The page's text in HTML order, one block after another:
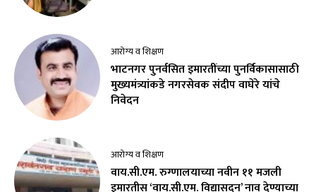
आरोग्य व शिक्षण
भाटनगर पुनर्वसित इमारतींच्या पुनर्विकासासाठी
मुख्यमंत्र्यांकडे नगरसेवक संदीप वाघेरे यांचे
निवेदन
आरोग्य व शिक्षण
वाय.सी.एम. रुग्णालयाच्या नवीन ११ मजली
इमारतीस ‘वाय.सी.एम. विद्यासदन’ नाव देण्याच्या